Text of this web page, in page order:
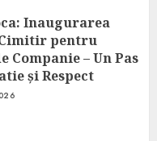
Inaugurarea
pentru
Companie – Un Pas
și Respect